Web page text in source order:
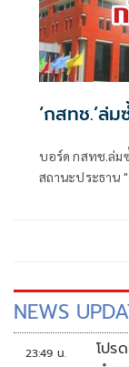
บอร์ด กสทช.ล่ม
สถานะประธาน
NEWS
23:49 น.
โปร